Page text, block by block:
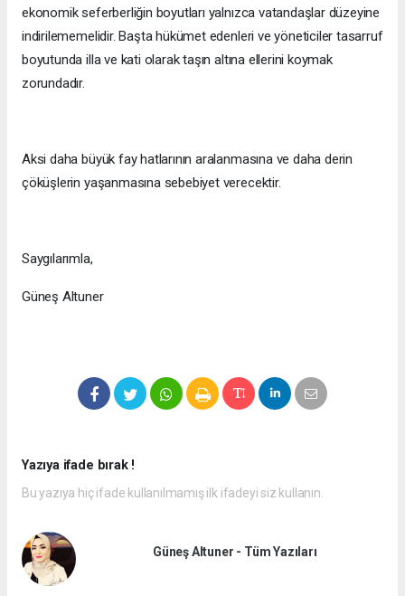
ekonomik seferberliğin boyutları yalnızca vatandaşlar düzeyine
indirilememelidir. Başta hükümet edenleri ve yöneticiler tasarruf
boyutunda illa ve kati olarak taşın altına ellerini koymak
zorundadır.
Aksi daha büyük fay hatlarının aralanmasına ve daha derin
çöküşlerin yaşanmasına sebebiyet verecektir.
Saygılarımla,
Güneş Altuner
Yazıya ifade bırak !
Bu yazıya hiç ifade kullanılmamış ilk ifadeyi siz kullanın.
Güneş Altuner - Tüm Yazıları